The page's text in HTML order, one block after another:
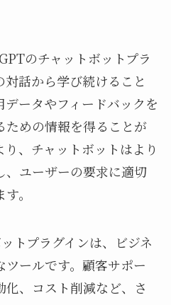
のチャットボットプラ
話から学び続けること
ータやフィードバックを
ための情報を得ることが
、チャットボットはより
ユーザーの要求に適切
。
トプラグインは、ビジネ
ールです。顧客サポー
化、コスト削減など、さ